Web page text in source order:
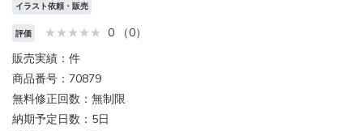
イラスト依頼・販売
評価
0 （0）
販売実績：件
商品番号：70879
無料修正回数：無制限
納期予定日数：5日